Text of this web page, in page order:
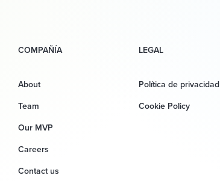
COMPAÑÍA
About
Team
Our MVP
Careers
Contact us
LEGAL
Política de privacidad
Cookie Policy